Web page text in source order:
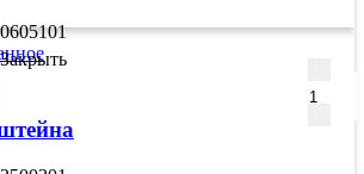
Закрыть